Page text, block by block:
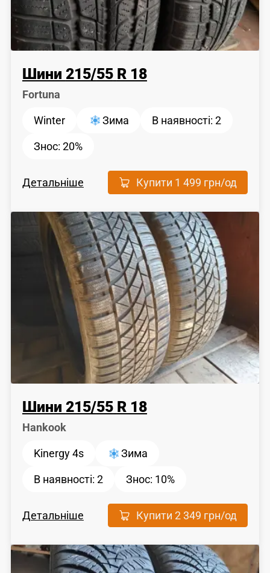
Шини 215/55 R 18
Fortuna
Winter Зима В наявності: 2
Знос: 20%
Детальніше Купити 1 499 грн/од
Шини 215/55 R 18
Hankook
Kinergy 4s Зима
В наявності: 2 Знос: 10%
Детальніше Купити2 349 грн/од